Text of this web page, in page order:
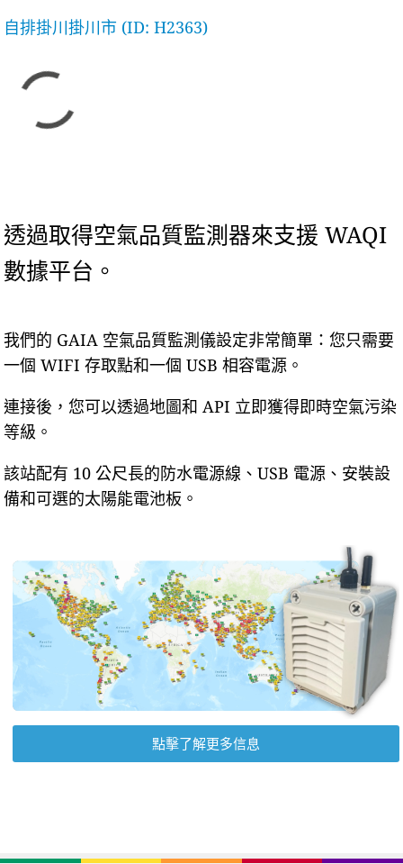
自排掛川掛川市 (ID: H2363)
透過取得空氣品質監測器來支援 WAQI
數據平台。
我們的 GAIA 空氣品質監測儀設定非常簡單：您只需要
一個 WIFI 存取點和一個 USB 相容電源。
連接後，您可以透過地圖和 API 立即獲得即時空氣污染
等級。
該站配有 10 公尺長的防水電源線、USB 電源、安裝設
備和可選的太陽能電池板。
點擊了解更多信息